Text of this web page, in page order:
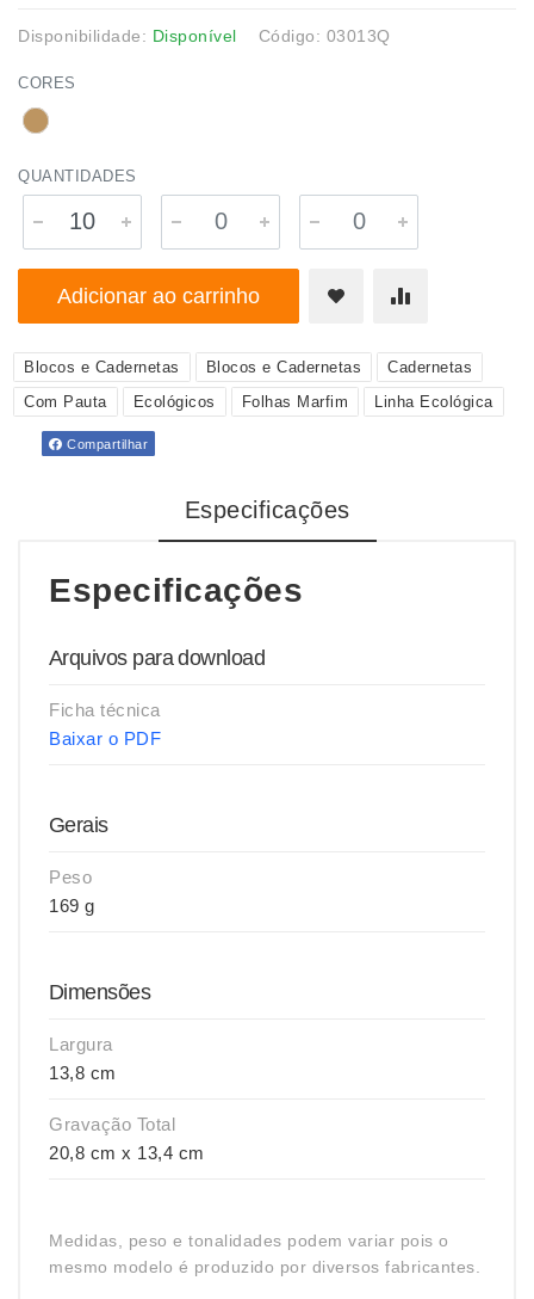
Disponibilidade: Disponível Código: 03013Q
CORES
QUANTIDADES
Adicionar ao carrinho
Blocos e Cadernetas Blocos e Cadernetas
Cadernetas
Com Pauta
Ecológicos Folhas Marfim Linha Ecológica
Compartilhar
Especificações
Especificações
Arquivos para download
Ficha técnica
Baixar o PDF
Gerais
Peso
169 g
Dimensões
Largura
13,8 cm
Gravação Total
20,8 cm x 13,4 cm
Medidas, peso e tonalidades podem variar pois o
mesmo modelo é produzido por diversos fabricantes.